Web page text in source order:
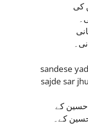
کی
sandese
sajde sar
کے۔